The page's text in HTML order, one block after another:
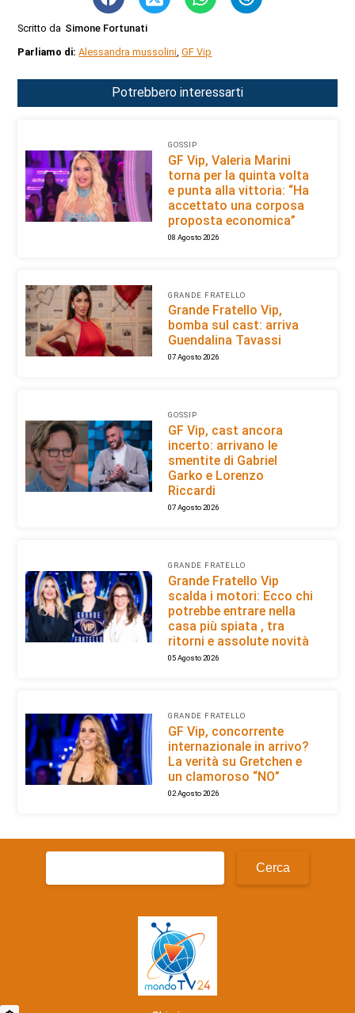
Scritto da Simone Fortunati
Parliamo di:Alessandra mussolini,GF Vip
Potrebbero interessarti
GOSSIP
GF Vip, Valeria Marini
torna per la quinta volta
e punta alla vittoria: “Ha
accettato una corposa
proposta economica”
08 Agosto 2026
GRANDE FRATELLO
Grande Fratello Vip,
bomba sul cast: arriva
Guendalina Tavassi
07 Agosto 2026
GOSSIP
GF Vip, cast ancora
incerto: arrivano le
smentite di Gabriel
Garko e Lorenzo
Riccardi
07 Agosto 2026
GRANDE FRATELLO
Grande Fratello Vip
scalda i motori: Ecco chi
potrebbe entrare nella
casa più spiata , tra
ritorni e assolute novità
05 Agosto 2026
GRANDE FRATELLO
GF Vip, concorrente
internazionale in arrivo?
La verità su Gretchen e
un clamoroso “NO”
02 Agosto 2026
Ricerca